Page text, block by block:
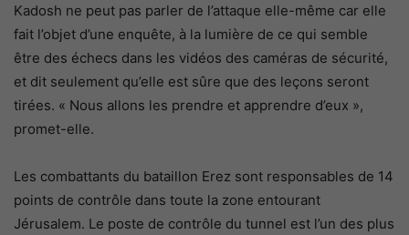
Kadosh ne peut pas parler de l’attaque elle-même car elle
fait l’objet d’une enquête, à la lumière de ce qui semble
être des échecs dans les vidéos des caméras de sécurité,
et dit seulement qu’elle est sûre que des leçons seront
tirées. « Nous allons les prendre et apprendre d’eux »,
promet-elle.
Les combattants du bataillon Erez sont responsables de 14
points de contrôle dans toute la zone entourant
Jérusalem. Le poste de contrôle du tunnel est l’un des plus